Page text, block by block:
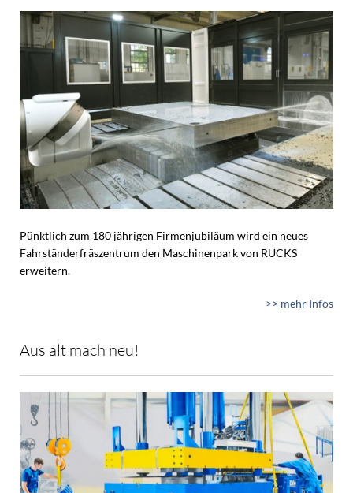
Pünktlich zum 180 jährigen Firmenjubiläum wird ein neues
Fahrständerfräszentrum den Maschinenpark von RUCKS
erweitern.
>> mehr Infos
Aus alt mach neu!